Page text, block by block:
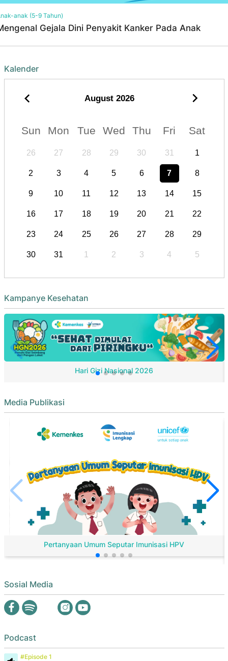
anak (5-9 Tahun)
Gejala Dini Penyakit Kanker Pada Anak
Kalender
August 2026
Sun Mon Tue Wed Thu Fri Sat
26 27 28 29 30 31 1
2 3 4 5 6 7 8
9 10 11 12 13 14 15
16 17 18 19 20 21 22
23 24 25 26 27 28 29
30 31 1 2 3 4 5
Kampanye Kesehatan
Hari Gizi Nasional 2026
Media Publikasi
Pertanyaan Umum Seputar Imunisasi HPV
Sosial Media
Podcast
#Episode 1